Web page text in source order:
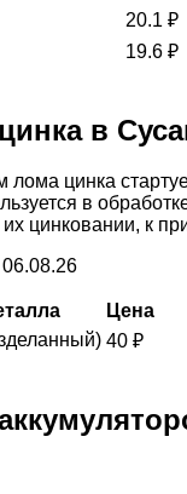
20.1 ₽
19.6 ₽
в
лома цинка
в
цинковании, к
Цена
40 ₽